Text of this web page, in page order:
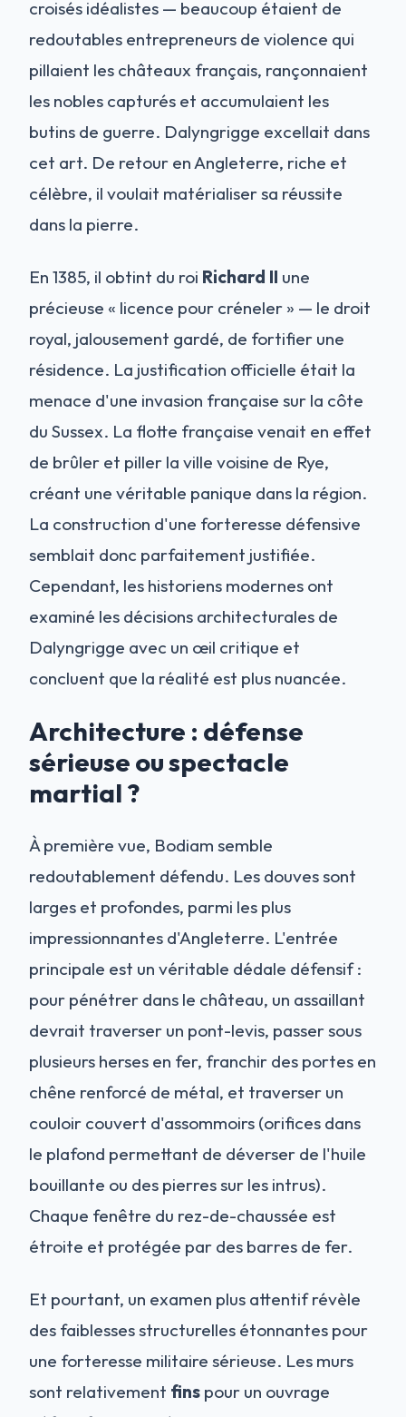
croisés idéalistes — beaucoup étaient de
redoutables entrepreneurs de violence qui
pillaient les châteaux français, rançonnaient
les nobles capturés et accumulaient les
butins de guerre. Dalyngrigge excellait dans
cet art. De retour en Angleterre, riche et
célèbre, il voulait matérialiser sa réussite
dans la pierre.
En 1385, il obtint du roi Richard II une
précieuse « licence pour créneler » — le droit
royal, jalousement gardé, de fortifier une
résidence. La justification officielle était la
menace d'une invasion française sur la côte
du Sussex. La flotte française venait en effet
de brûler et piller la ville voisine de Rye,
créant une véritable panique dans la région.
La construction d'une forteresse défensive
semblait donc parfaitement justifiée.
Cependant, les historiens modernes ont
examiné les décisions architecturales de
Dalyngrigge avec un œil critique et
concluent que la réalité est plus nuancée.
Architecture : défense
sérieuse ou spectacle
martial ?
À première vue, Bodiam semble
redoutablement défendu. Les douves sont
larges et profondes, parmi les plus
impressionnantes d'Angleterre. L'entrée
principale est un véritable dédale défensif :
pour pénétrer dans le château, un assaillant
devrait traverser un pont-levis, passer sous
plusieurs herses en fer, franchir des portes en
chêne renforcé de métal, et traverser un
couloir couvert d'assommoirs (orifices dans
le plafond permettant de déverser de l'huile
bouillante ou des pierres sur les intrus).
Chaque fenêtre du rez-de-chaussée est
étroite et protégée par des barres de fer.
Et pourtant, un examen plus attentif révèle
des faiblesses structurelles étonnantes pour
une forteresse militaire sérieuse. Les murs
sont relativement fins pour un ouvrage